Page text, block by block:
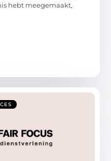
hebt meegemaakt,